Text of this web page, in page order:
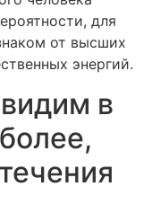
для
от высших
энергий.
в